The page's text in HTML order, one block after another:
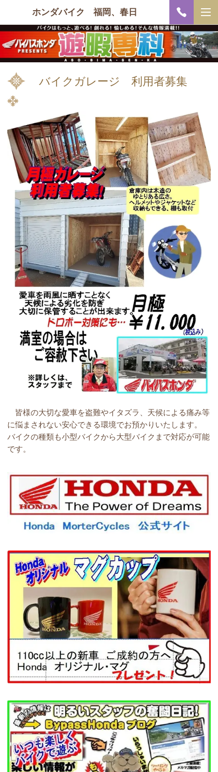
ホンダバイク 福岡、春日
バイクガレージ 利用者募集
皆様の大切な愛車を盗難やイタズラ、天候による痛み等
に悩まされない安心できる環境でお預かりいたします。
バイクの種類も小型バイクから大型バイクまで対応が可能
です。